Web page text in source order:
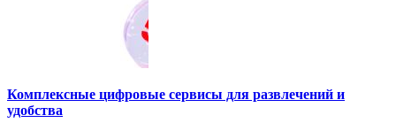
Комплексные цифровые сервисы для развлечений и
удобства